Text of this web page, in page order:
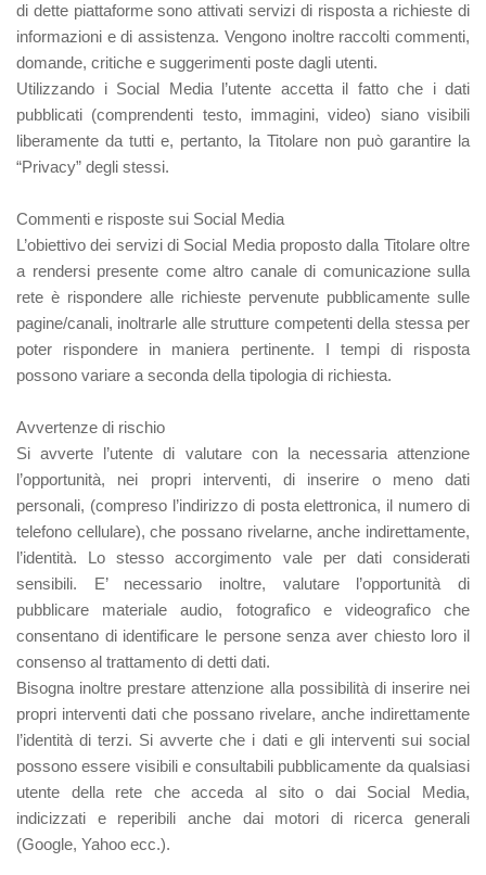
di dette piattaforme sono attivati servizi di risposta a richieste di
informazioni e di assistenza. Vengono inoltre raccolti commenti,
domande, critiche e suggerimenti poste dagli utenti.
Utilizzando i Social Media l’utente accetta il fatto che i dati
pubblicati (comprendenti testo, immagini, video) siano visibili
liberamente da tutti e, pertanto, la Titolare non può garantire la
“Privacy” degli stessi.
Commenti e risposte sui Social Media
L’obiettivo dei servizi di Social Media proposto dalla Titolare oltre
a rendersi presente come altro canale di comunicazione sulla
rete è rispondere alle richieste pervenute pubblicamente sulle
pagine/canali, inoltrarle alle strutture competenti della stessa per
poter rispondere in maniera pertinente. I tempi di risposta
possono variare a seconda della tipologia di richiesta.
Avvertenze di rischio
Si avverte l’utente di valutare con la necessaria attenzione
l’opportunità, nei propri interventi, di inserire o meno dati
personali, (compreso l’indirizzo di posta elettronica, il numero di
telefono cellulare), che possano rivelarne, anche indirettamente,
l’identità. Lo stesso accorgimento vale per dati considerati
sensibili. E’ necessario inoltre, valutare l’opportunità di
pubblicare materiale audio, fotografico e videografico che
consentano di identificare le persone senza aver chiesto loro il
consenso al trattamento di detti dati.
Bisogna inoltre prestare attenzione alla possibilità di inserire nei
propri interventi dati che possano rivelare, anche indirettamente
l’identità di terzi. Si avverte che i dati e gli interventi sui social
possono essere visibili e consultabili pubblicamente da qualsiasi
utente della rete che acceda al sito o dai Social Media,
indicizzati e reperibili anche dai motori di ricerca generali
(Google, Yahoo ecc.).